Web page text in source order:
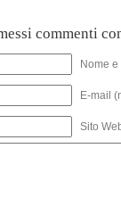
commenti
Nome
E-mail
Sito